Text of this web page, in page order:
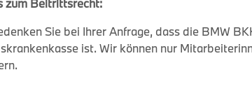
zum Beitrittsrecht:
Sie bei Ihrer Anfrage, dass die BMW
ist. Wir können nur